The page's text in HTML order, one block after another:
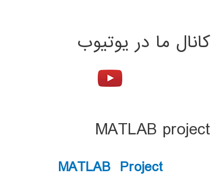
کانال ما در یوتیوب
MATLAB project
MATLAB Project